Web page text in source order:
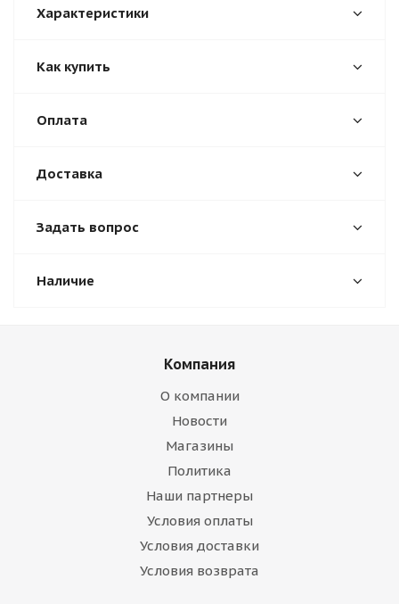
Характеристики
Как купить
Оплата
Доставка
Задать вопрос
Наличие
Компания
О компании
Новости
Магазины
Политика
Наши партнеры
Условия оплаты
Условия доставки
Условия возврата